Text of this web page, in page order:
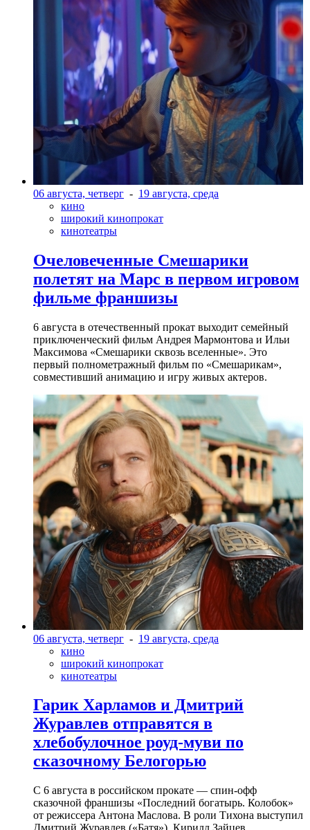
06 августа, четверг - 19 августа, среда
кино
широкий кинопрокат
кинотеатры
Очеловеченные Смешарики
полетят на Марс в первом игровом
фильме франшизы
6 августа в отечественный прокат выходит семейный
приключенческий фильм Андрея Мармонтова и Ильи
Максимова «Смешарики сквозь вселенные». Это
первый полнометражный фильм по «Смешарикам»,
совместивший анимацию и игру живых актеров.
06 августа, четверг - 19 августа, среда
кино
широкий кинопрокат
кинотеатры
Гарик Харламов и Дмитрий
Журавлев отправятся в
хлебобулочное роуд-муви по
сказочному Белогорью
С 6 августа в российском прокате — спин-офф
сказочной франшизы «Последний богатырь. Колобок»
от режиссера Антона Маслова. В роли Тихона выступил